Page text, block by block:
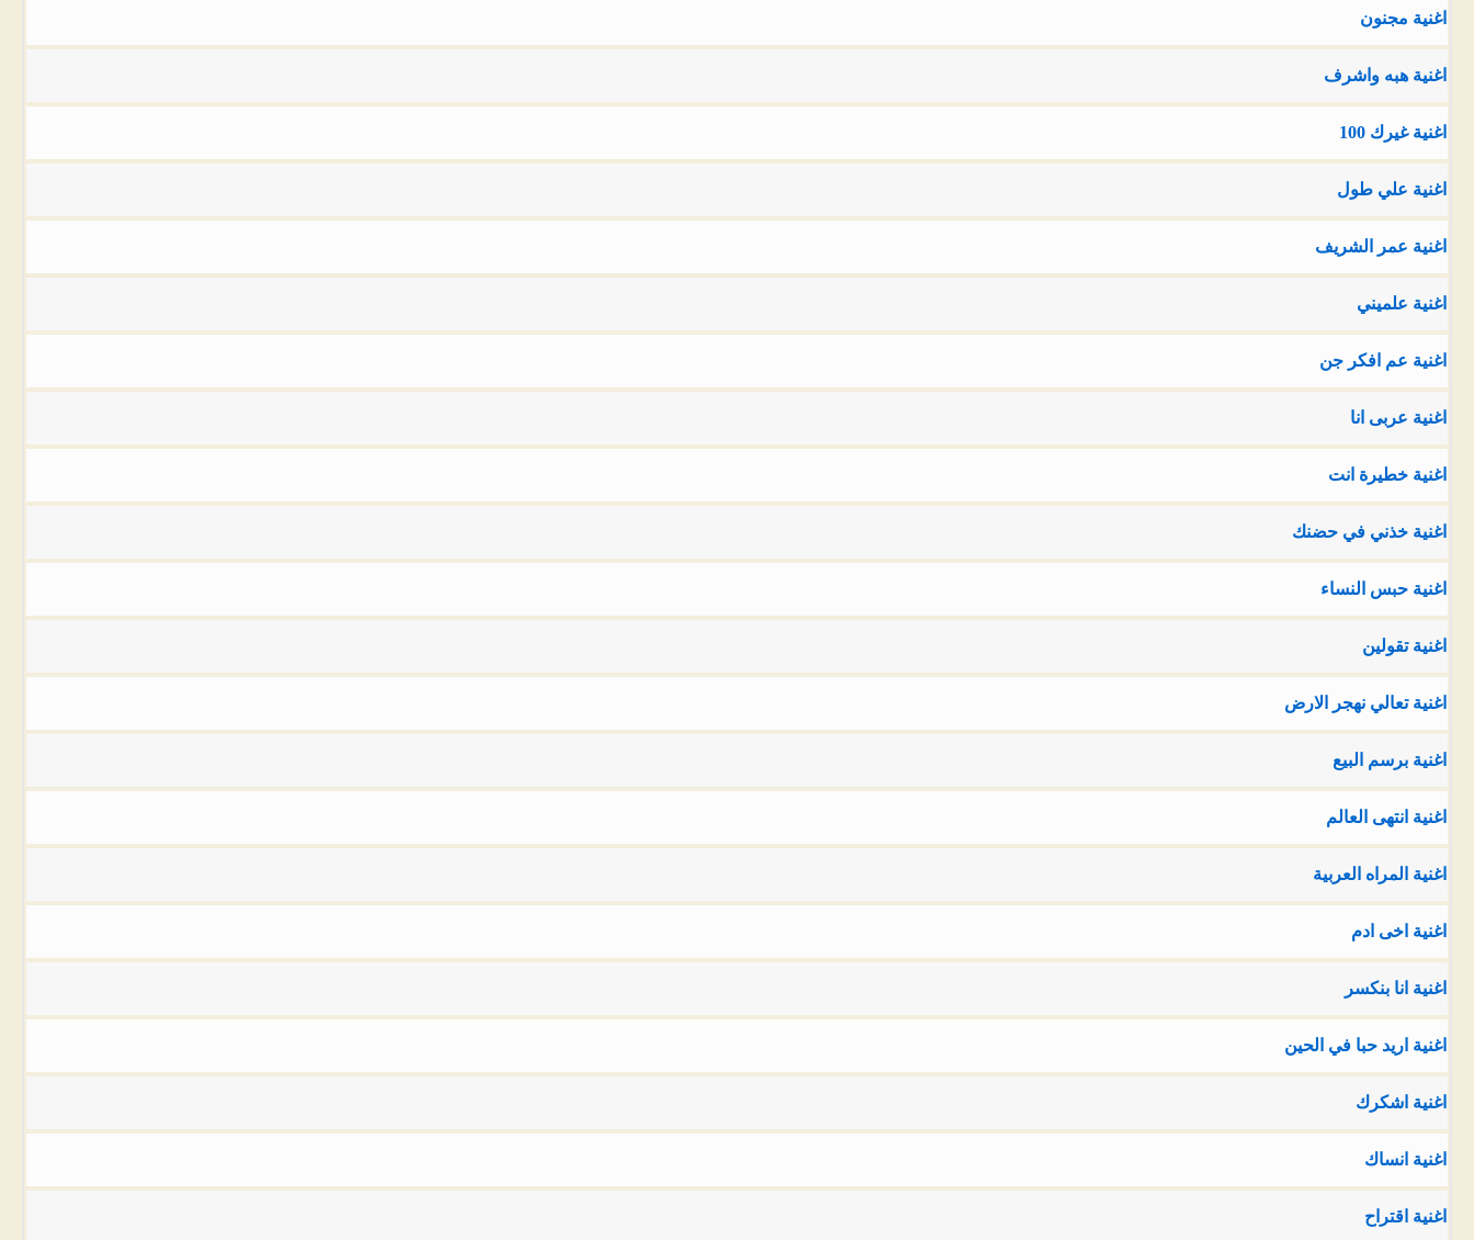
اغنية مجنون
اغنية هبه واشرف
اغنية غيرك 100
اغنية علي طول
اغنية عمر الشريف
اغنية علميني
اغنية عم افكر جن
اغنية عربى انا
اغنية خطيرة انت
اغنية خذني في حضنك
اغنية حبس النساء
اغنية تقولين
اغنية تعالي نهجر الارض
اغنية برسم البيع
اغنية انتهى العالم
اغنية المراه العربية
اغنية اخى ادم
اغنية انا بنكسر
اغنية اريد حبا في الحين
اغنية اشكرك
اغنية انساك
اغنية اقتراح